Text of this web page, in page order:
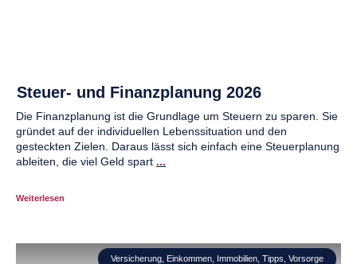
Steuer- und Finanzplanung 2026
Die Finanzplanung ist die Grundlage um Steuern zu sparen. Sie
gründet auf der individuellen Lebenssituation und den
gesteckten Zielen. Daraus lässt sich einfach eine Steuerplanung
ableiten, die viel Geld spart ...
Weiterlesen
Versicherung Einkommen Immobilien Tipps Vorsorge